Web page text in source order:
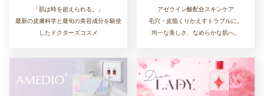
「肌は時を超えられる。」
最新の皮膚科学と最旬の美容成分を駆使
したドクターズコスメ
アゼライン酸配合スキンケア
毛穴・皮脂くりかえすトラブルに。
均一な美しさ、なめらかな肌へ。